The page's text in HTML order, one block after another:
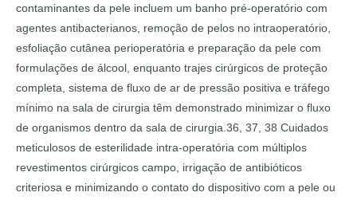
contaminantes da pele incluem um banho pré-operatório com
agentes antibacterianos, remoção de pelos no intraoperatório,
esfoliação cutânea perioperatória e preparação da pele com
formulações de álcool, enquanto trajes cirúrgicos de proteção
completa, sistema de fluxo de ar de pressão positiva e tráfego
mínimo na sala de cirurgia têm demonstrado minimizar o fluxo
de organismos dentro da sala de cirurgia.36, 37, 38 Cuidados
meticulosos de esterilidade intra-operatória com múltiplos
revestimentos cirúrgicos campo, irrigação de antibióticos
criteriosa e minimizando o contato do dispositivo com a pele ou